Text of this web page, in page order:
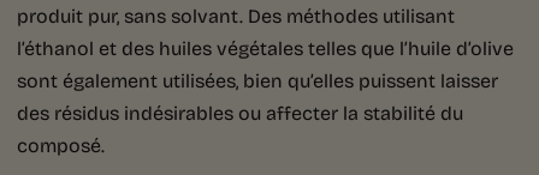
produit pur, sans solvant. Des méthodes utilisant
l’éthanol et des huiles végétales telles que l’huile d’olive
sont également utilisées, bien qu’elles puissent laisser
des résidus indésirables ou affecter la stabilité du
composé.